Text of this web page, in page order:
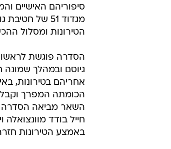
סיפוריהם האישיים
מגדוד 51 של
הטירונות ומסלול
הסדרה פוגשת
גיוסם ובמהלך
אחריהם בטירונות,
הכומתה המפרך וקבלת
השאר מביאה הסדרה
חייל בודד מוונצואלה
באמצע הטירונות